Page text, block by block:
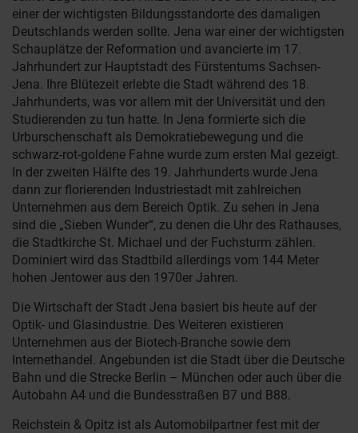
einer der wichtigsten Bildungsstandorte des damaligen
Deutschlands werden sollte. Jena war einer der wichtigsten
Schauplätze der Reformation und avancierte im 17.
Jahrhundert zur Hauptstadt des Fürstentums Sachsen-
Jena. Ihre Blütezeit erlebte die Stadt während des 18.
Jahrhunderts, was vor allem mit der Universität und den
Studierenden zu tun hatte. In Jena formierte sich die
Urburschenschaft als Demokratiebewegung und die
schwarz-rot-goldene Fahne wurde zum ersten Mal gezeigt.
In der zweiten Hälfte des 19. Jahrhunderts wurde Jena
dann zur florierenden Industriestadt mit zahlreichen
Unternehmen aus dem Bereich Optik. Zu sehen in Jena
sind die „Sieben Wunder“, zu denen die Uhr des Rathauses,
die Stadtkirche St. Michael und der Fuchsturm zählen.
Dominiert wird das Stadtbild allerdings vom 144 Meter
hohen Jentower aus den 1970er Jahren.
Die Wirtschaft der Stadt Jena basiert bis heute auf der
Optik- und Glasindustrie. Des Weiteren existieren
Unternehmen aus der Biotech-Branche sowie dem
Internethandel. Angebunden ist die Stadt über die Deutsche
Bahn und die Strecke Berlin – München oder auch über die
Autobahn A4 und die Bundesstraßen B7 und B88.
Reichstein & Opitz ist als Automobilpartner fest mit der